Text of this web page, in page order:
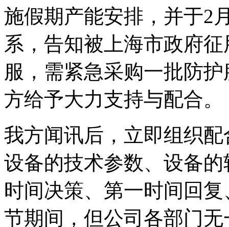
施假期产能安排，并于2
系，告知被上海市政府
服，需紧急采购一批防
方给予大力支持与配合。
我方闻讯后，立即组织
设备的技术参数、设备
时间决策、第一时间回
节期间，但公司各部门